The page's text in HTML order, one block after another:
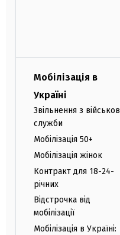
Мобілізація в
Україні
Звільнення з
служби
Мобілізація 50+
Мобілізація жінок
Контракт для 18-24-
річних
Відстрочка від
мобілізації
Мобілізація в Україні: